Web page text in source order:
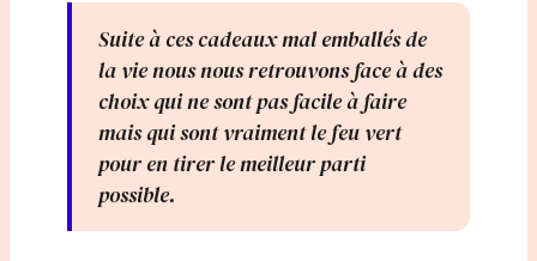
Suite à ces cadeaux mal emballés de
la vie nous nous retrouvons face à des
choix qui ne sont pas facile à faire
mais qui sont vraiment le feu vert
pour en tirer le meilleur parti
possible.